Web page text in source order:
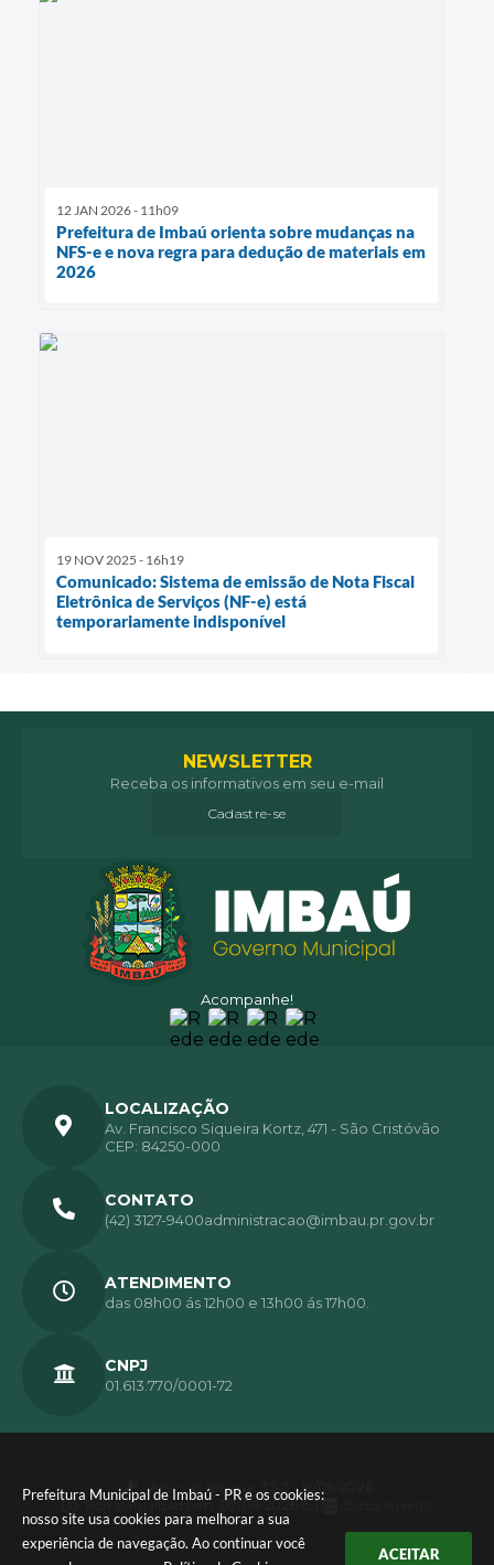
Prefeitura Municipal de Imbaú - PR e os cookies:
nosso site usa cookies para melhorar a sua
experiência de navegação. Ao continuar você
ACEITAR
12 JAN 2026 - 11h09
Prefeitura de Imbaú orienta sobre mudanças na
NFS-e e nova regra para dedução de materiais em
2026
19 NOV 2025 - 16h19
Comunicado: Sistema de emissão de Nota Fiscal
Eletrônica de Serviços (NF-e) está
temporariamente indisponível
Acompanhe!
NEWSLETTER
Receba os informativos em seu e-mail
Cadastre-se
LOCALIZAÇÃO
Av. Francisco Siqueira Kortz, 471 - São Cristóvão
CEP: 84250-000
CONTATO
(42) 3127-9400administracao@imbau.pr.gov.br
ATENDIMENTO
das 08h00 ás 12h00 e 13h00 ás 17h00.
CNPJ
01.613.770/0001-72
Versão do Sistema:
3.5.3 - 19/06/2026
Portal atualizado em:
07/08/2026 15:11